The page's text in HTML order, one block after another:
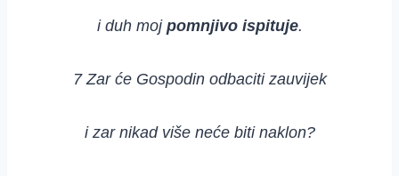
i duh moj pomnjivo ispituje.
7 Zar će Gospodin odbaciti zauvijek
i zar nikad više neće biti naklon?